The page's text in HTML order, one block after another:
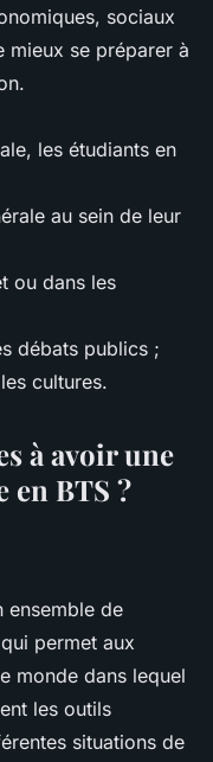
sociaux
mieux se préparer à
les étudiants en
au sein de leur
ou dans les
débats publics ;
cultures.
à avoir une
en BTS ?
ensemble de
permet aux
monde dans lequel
les outils
situations de